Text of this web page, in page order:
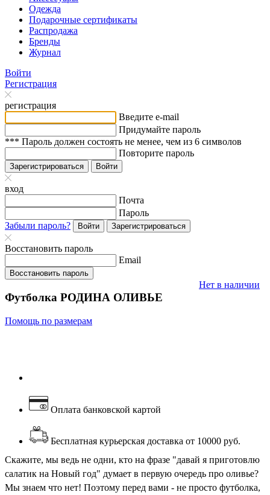
Одежда
Подарочные сертификаты
Распродажа
Бренды
Журнал
Войти
Регистрация
регистрация
Введите e-mail
Придумайте пароль
*** Пароль должен состоять не менее, чем из 6 символов
Повторите пароль
Зарегистрироваться Войти
вход
Почта
Пароль
Забыли пароль?
Войти Зарегистрироваться
Восстановить пароль
Email
Восстановить пароль
Футболка РОДИНА ОЛИВЬЕ
Скажите, мы ведь не одни, кто на фразе "давай я приготовлю
салатик на Новый год" думает в первую очередь про оливье?
Мы знаем что нет! Поэтому перед вами - не просто футболка,
Помощь по размерам
Нет в наличии
Оплата банковской картой
Бесплатная курьерская доставка от 10000 руб.